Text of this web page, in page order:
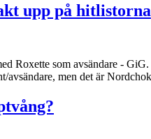
upp på hitlistorna
Roxette som avsändare -
avsändare, men det är